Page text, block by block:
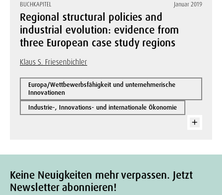
BUCHKAPITEL Januar 2019
Regional structural policies and
industrial evolution: evidence from
three European case study regions
Klaus S. Friesenbichler
Europa/Wettbewerbsfähigkeit und unternehmerische
Innovationen
Industrie-, Innovations- und internationale Ökonomie
Keine Neuigkeiten mehr verpassen. Jetzt
Newsletter abonnieren!